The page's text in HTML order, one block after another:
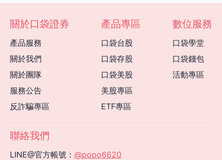
關於口袋證券
產品服務
關於我們
關於團隊
服務公告
反詐騙專區
產品專區
口袋台股
口袋存股
口袋美股
美股專區
ETF專區
數位服務
口袋學堂
口袋錢包
活動專區
聯絡我們
LINE@官方帳號： @popo6620